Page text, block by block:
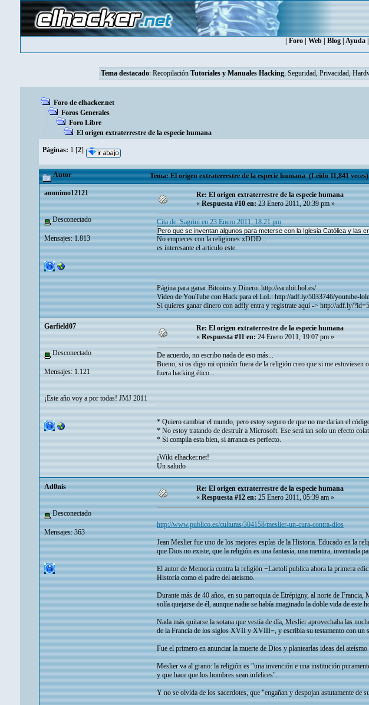
Foro Web Blog Ayuda
Tema destacado: Recopilación Tutoriales y Manuales Hacking, Seguridad, Privacidad,
Foro de elhacker.net
Foros Generales
Foro Libre
El origen extraterrestre de la especie humana
Páginas: 1 [2]
Autor Tema: El origen extraterrestre de la especie humana (Leído 11,841 veces)
anonimo12121
Desconectado
Mensajes: 1.813
Re: El origen extraterrestre de la especie humana
«Respuesta #10 en:23 Enero 2011, 20:39 pm »
Cita de: Sagrini en 23 Enero 2011, 18:21 pm
Pero que se inventan algunos para meterse con la Iglesia Católica y las
No empieces con la religiones xDDD...
es interesante el articulo este.
Página para ganar Bitcoins y Dinero:http://earnbit.hol.es/
Video de YouTube con Hack para el LoL:http://adf.ly/5033746/youtube-
Si quieres ganar dinero con adfly entra y registrate aquí ->http://adf.ly/
Garfield07
Desconectado
Mensajes: 1.121
¡Este año voy a por todas! JMJ 2011
Re: El origen extraterrestre de la especie humana
« Respuesta #11 en: 24 Enero 2011, 19:07 pm »
De acuerdo, no escribo nada de eso más...
Bueno, si os digo mi opinión fuera de la religión creo que si me
fuera hacking ético...
* Quiero cambiar el mundo, pero estoy seguro de que no me darían el
* No estoy tratando de destruir a Microsoft. Ese será tan solo un efecto
* Si compila esta bien, si arranca es perfecto.
¡Wiki elhacker.net!
Un saludo
Ad0nis
Desconectado
Mensajes: 363
Re: El origen extraterrestre de la especie humana
«Respuesta #12 en:25 Enero 2011, 05:39 am »
http://www.publico.es/culturas/304158/meslier-un-cura-contra-dios
Jean Meslier fue uno de los mejores espías de la Historia. Educado en la
que Dios no existe, que la religión es una fantasía, una mentira, inventada
El autor de Memoria contra la religión −Laetoli publica ahora la primera
Historia como el padre del ateísmo.
Durante más de 40 años, en su parroquia de Etrépigny, al norte de
solía quejarse de él, aunque nadie se había imaginado la doble vida de este
Nada más quitarse la sotana que vestía de día, Meslier aprovechaba las
de la Francia de los siglos XVII y XVIII−, y escribía su testamento con un
Fue el primero en anunciar la muerte de Dios y plantearlas ideas del ateísmo
Meslier va al grano: la religión es "una invención e una institución
y que hace que los hombres sean infelices".
Y no se olvida de los sacerdotes, que "engañan y despojan astutamente de